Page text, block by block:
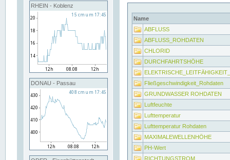
RHEIN - Koblenz
DONAU - Passau
Name
ABFLUSS
ABFLUSS_ROHDATEN
CHLORID
DURCHFAHRTSHÖHE
Fließgeschwindigkeit_Rohdaten
GRUNDWASSER ROHDATEN
Luftfeuchte
Lufttemperatur
Lufttemperatur Rohdaten
MAXIMALEWELLENHÖHE
PH-Wert
RICHTUNGSTROM